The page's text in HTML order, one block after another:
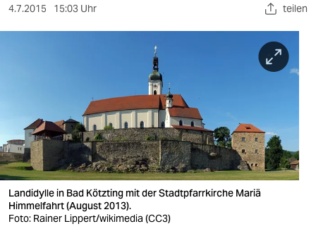
nord
wahrheit
verlag
verlag
4.7.2015 15:03 Uhr teilen
Landidylle in Bad Kötzting mit der Stadtpfarrkirche Mariä
Himmelfahrt (August 2013).
Foto: Rainer Lippert/wikimedia (CC3)